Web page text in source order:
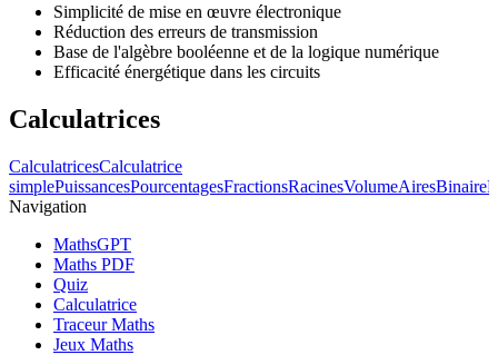
Simplicité de mise en œuvre électronique
Réduction des erreurs de transmission
Base de l'algèbre booléenne et de la logique numérique
Efficacité énergétique dans les circuits
Calculatrices
CalculatricesCalculatrice
simplePuissancesPourcentagesFractionsRacinesVolumeAiresBinaire
Navigation
MathsGPT
Maths PDF
Quiz
Calculatrice
Traceur Maths
Jeux Maths